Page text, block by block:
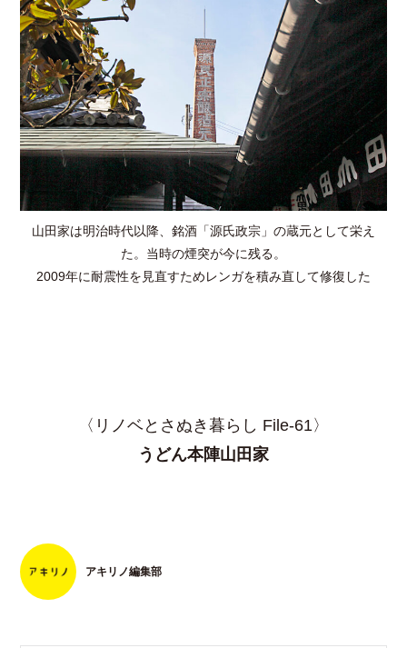
山田家は明治時代以降、銘酒「源氏政宗」の蔵元として栄え
た。当時の煙突が今に残る。
2009年に耐震性を見直すためレンガを積み直して修復した
〈リノベとさぬき暮らし File-61〉
うどん本陣山田家
アキリノ編集部